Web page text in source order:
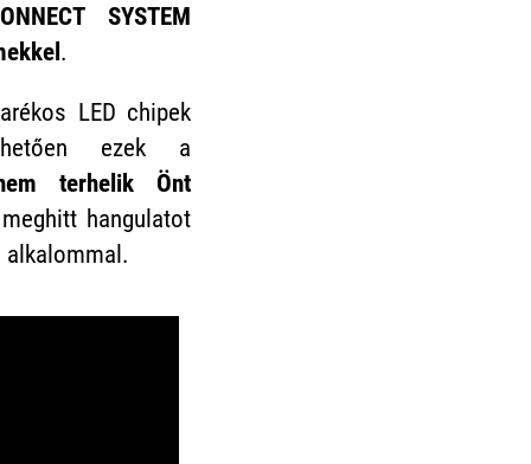
SYSTEM
.
LED chipek
ezek a
terhelik Önt
hangulatot
alkalommal.